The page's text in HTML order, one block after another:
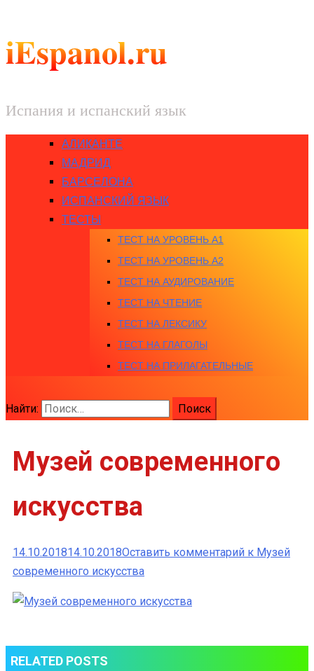
iEspanol.ru
Испания и испанский язык
АЛИКАНТЕ
МАДРИД
БАРСЕЛОНА
ИСПАНСКИЙ ЯЗЫК
ТЕСТЫ
ТЕСТ НА УРОВЕНЬ A1
ТЕСТ НА УРОВЕНЬ A2
ТЕСТ НА АУДИРОВАНИЕ
ТЕСТ НА ЧТЕНИЕ
ТЕСТ НА ЛЕКСИКУ
ТЕСТ НА ГЛАГОЛЫ
ТЕСТ НА ПРИЛАГАТЕЛЬНЫЕ
Найти:
Музей современного
искусства
14.10.201814.10.2018Оставить комментарий к Музей
современного искусства
RELATED POSTS